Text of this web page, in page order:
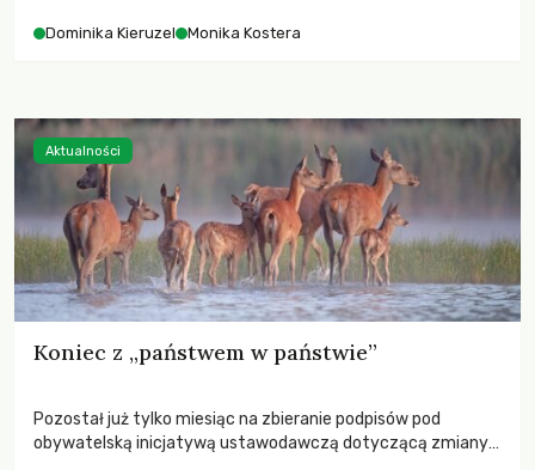
Dominika Kieruzel Monika Kostera
Koniec z „państwem w państwie”
Pozostał już tylko miesiąc na zbieranie podpisów pod
obywatelską inicjatywą ustawodawczą dotyczącą zmiany
Aktualności